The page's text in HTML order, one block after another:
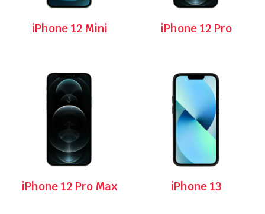
iPhone 12 Mini iPhone 12 Pro
iPhone 12 Pro Max iPhone 13